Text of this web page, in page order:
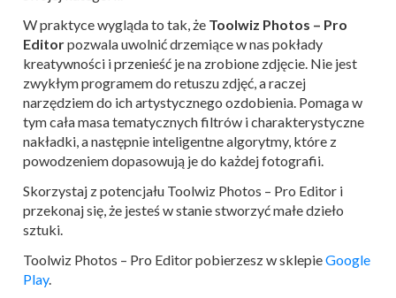
W praktyce wygląda to tak, że Toolwiz Photos – Pro
Editorpozwala uwolnić drzemiące w nas pokłady
kreatywności i przenieść je na zrobione zdjęcie. Nie jest
zwykłym programem do retuszu zdjęć, a raczej
narzędziem do ich artystycznego ozdobienia. Pomaga w
tym cała masa tematycznych filtrów i charakterystyczne
nakładki, a następnie inteligentne algorytmy, które z
powodzeniem dopasowują je do każdej fotografii.
Skorzystaj z potencjału Toolwiz Photos – Pro Editor i
przekonaj się, że jesteś w stanie stworzyć małe dzieło
sztuki.
Toolwiz Photos – Pro Editor pobierzesz w sklepieGoogle
Play.